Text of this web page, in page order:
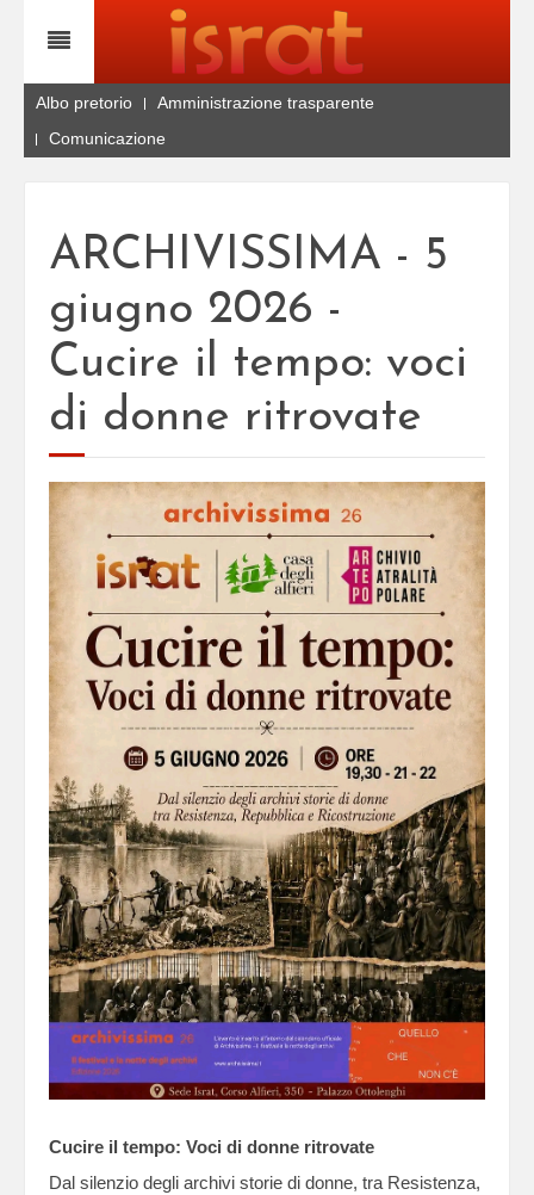
Albo pretorio
Amministrazione trasparente
Comunicazione
ARCHIVISSIMA - 5
giugno 2026 -
Cucire il tempo: voci
di donne ritrovate
Cucire il tempo: Voci di donne ritrovate
Dal silenzio degli archivi storie di donne, tra Resistenza,